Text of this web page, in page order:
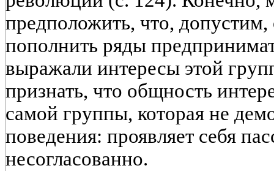
предположить, что,
пополнить ряды
выражали интересы этой
признать, что общность
самой группы, которая не
поведения: проявляет себя
несогласованно.